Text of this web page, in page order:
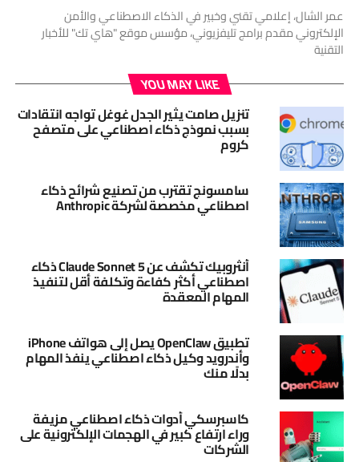
عمر الشال، إعلامي تقني وخبير في الذكاء الاصطناعي والأمن
الإلكتروني مقدم برامج تليفزيوني، مؤسس موقع "هاي تك" للأخبار
التقنية
YOU MAY LIKE
تنزيل صامت يثير الجدل غوغل تواجه انتقادات
بسبب نموذج ذكاء اصطناعي على متصفح
كروم
سامسونج تقترب من تصنيع شرائح ذكاء
اصطناعي مخصصة لشركة Anthropic
أنثروبيك تكشف عن Claude Sonnet 5 ذكاء
اصطناعي أكثر كفاءة وتكلفة أقل لتنفيذ
المهام المعقدة
تطبيق OpenClaw يصل إلى هواتف iPhone
وأندرويد وكيل ذكاء اصطناعي ينفذ المهام
بدلًا منك
كاسبرسكي أدوات ذكاء اصطناعي مزيفة
وراء ارتفاع كبير في الهجمات الإلكترونية على
الشركات